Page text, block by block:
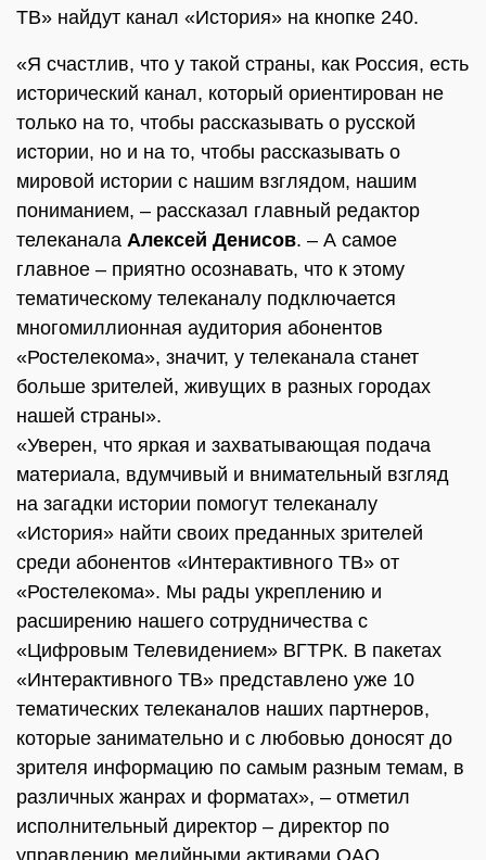
ТВ» найдут канал «История» на кнопке 240.
«Я счастлив, что у такой страны, как Россия, есть
исторический канал, который ориентирован не
только на то, чтобы рассказывать о русской
истории, но и на то, чтобы рассказывать о
мировой истории с нашим взглядом, нашим
пониманием, – рассказал главный редактор
телеканала Алексей Денисов. – А самое
главное – приятно осознавать, что к этому
тематическому телеканалу подключается
многомиллионная аудитория абонентов
«Ростелекома», значит, у телеканала станет
больше зрителей, живущих в разных городах
нашей страны».
«Уверен, что яркая и захватывающая подача
материала, вдумчивый и внимательный взгляд
на загадки истории помогут телеканалу
«История» найти своих преданных зрителей
среди абонентов «Интерактивного ТВ» от
«Ростелекома». Мы рады укреплению и
расширению нашего сотрудничества с
«Цифровым Телевидением» ВГТРК. В пакетах
«Интерактивного ТВ» представлено уже 10
тематических телеканалов наших партнеров,
которые занимательно и с любовью доносят до
зрителя информацию по самым разным темам, в
различных жанрах и форматах», – отметил
исполнительный директор – директор по
управлению медийными активами ОАО